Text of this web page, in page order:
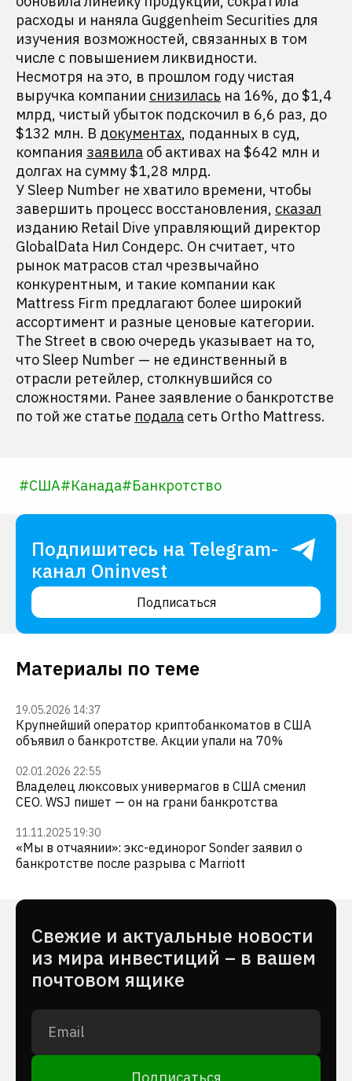
расходы и наняла Guggenheim Securities для
изучения возможностей, связанных в том
числе с повышением ликвидности.
Несмотря на это, в прошлом году чистая
выручка компании снизилась на 16%, до $1,4
млрд, чистый убыток подскочил в 6,6 раз, до
$132 млн. В документах, поданных в суд,
компания заявила об активах на $642 млн и
долгах на сумму $1,28 млрд.
У Sleep Number не хватило времени, чтобы
завершить процесс восстановления, сказал
изданию Retail Dive управляющий директор
GlobalData Нил Сондерс. Он считает, что
рынок матрасов стал чрезвычайно
конкурентным, и такие компании как
Mattress Firm предлагают более широкий
ассортимент и разные ценовые категории.
The Street в свою очередь указывает на то,
что Sleep Number — не единственный в
отрасли ретейлер, столкнувшийся со
сложностями. Ранее заявление о банкротстве
по той же статье подала сеть Ortho Mattress.
#США#Канада#Банкротство
Подпишитесь на Telegram-
канал Oninvest
Подписаться
Материалы по теме
19.05.2026 14:37
Крупнейший оператор криптобанкоматов в США
объявил о банкротстве. Акции упали на 70%
02.01.2026 22:55
Владелец люксовых универмагов в США сменил
CEO. WSJ пишет — он на грани банкротства
11.11.2025 19:30
«Мы в отчаянии»: экс-единорог Sonder заявил о
банкротстве после разрыва с Marriott
Cвежие и актуальные новости
из мира инвестиций – в вашем
почтовом ящике